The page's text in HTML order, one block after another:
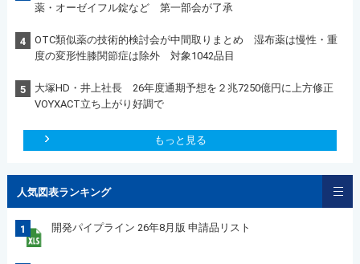
薬・オーゼイフル錠など 第一部会が了承
4
OTC類似薬の技術的検討会が中間取りまとめ 湿布薬は慢性・重
度の変形性膝関節症は除外 対象1042品目
5
大塚HD・井上社長 26年度通期予想を２兆7250億円に上方修正
VOYXACT立ち上がり好調で
もっと見る
人気図表ランキング
1 開発パイプライン 26年8月版 申請品リスト